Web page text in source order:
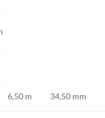
6,50 m 34,50 mm